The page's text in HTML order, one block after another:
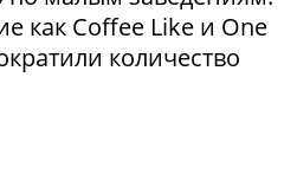
как Coffee Like и One
количество